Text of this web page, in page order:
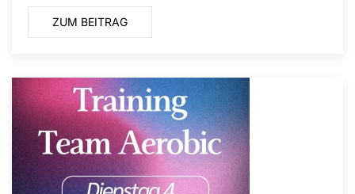
ZUM BEITRAG